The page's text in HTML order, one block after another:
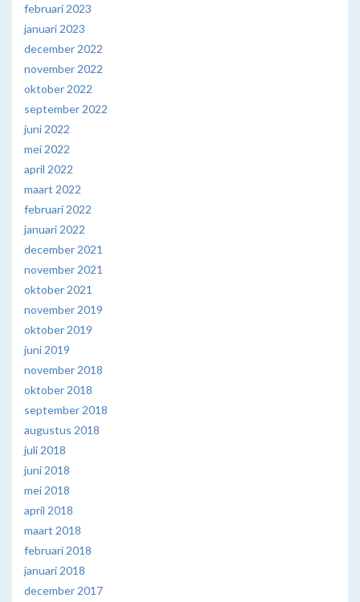
februari 2023
januari 2023
december 2022
november 2022
oktober 2022
september 2022
juni 2022
mei 2022
april 2022
maart 2022
februari 2022
januari 2022
december 2021
november 2021
oktober 2021
november 2019
oktober 2019
juni 2019
november 2018
oktober 2018
september 2018
augustus 2018
juli 2018
juni 2018
mei 2018
april 2018
maart 2018
februari 2018
januari 2018
december 2017